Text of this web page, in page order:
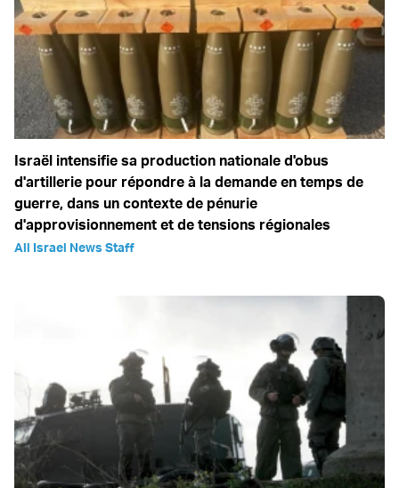
Israël intensifie sa production nationale d'obus
d'artillerie pour répondre à la demande en temps de
guerre, dans un contexte de pénurie
d'approvisionnement et de tensions régionales
All Israel News Staff